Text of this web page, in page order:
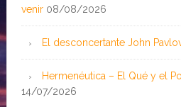
venir 08/08/2026
El desconcertante John
Hermenéutica – El Qué y el
14/07/2026